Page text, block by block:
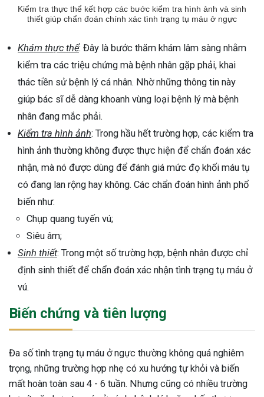
Kiểm tra thực thể kết hợp các bước kiểm tra hình ảnh và sinh
thiết giúp chẩn đoán chính xác tình trạng tụ máu ở ngực
Khám thực thể: Đây là bước thăm khám lâm sàng nhằm
kiểm tra các triệu chứng mà bệnh nhân gặp phải, khai
thác tiền sử bệnh lý cá nhân. Nhờ những thông tin này
giúp bác sĩ dễ dàng khoanh vùng loại bệnh lý mà bệnh
nhân đang mắc phải.
Kiểm tra hình ảnh: Trong hầu hết trường hợp, các kiểm tra
hình ảnh thường không được thực hiện để chẩn đoán xác
nhận, mà nó được dùng để đánh giá mức đọ khối máu tụ
có đang lan rộng hay không. Các chẩn đoán hình ảnh phổ
biến như:
Chụp quang tuyến vú;
Siêu âm;
Sinh thiết: Trong một số trường hợp, bệnh nhân được chỉ
định sinh thiết để chẩn đoán xác nhận tình trạng tụ máu ở
vú.
Biến chứng và tiên lượng
Đa số tình trạng tụ máu ở ngực thường không quá nghiêm
trọng, những trường hợp nhẹ có xu hướng tự khỏi và biến
mất hoàn toàn sau 4 - 6 tuần. Nhưng cũng có nhiều trường